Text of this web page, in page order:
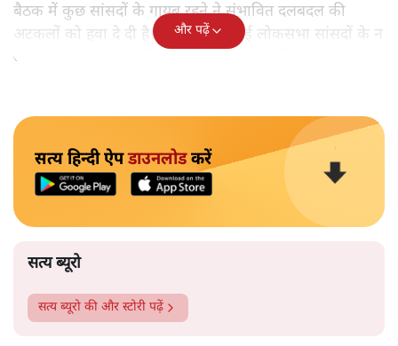
बैठक में कुछ सांसदों के गायब रहने ने संभावित दलबदल की
अटकलों को हवा दे दी है। इस बैठक में कई लोकसभा सांसदों के न
आने से उद्धव ठाकरे भारी दबाव में नजर आ रहे हैं।
और पढ़ें
सत्य हिन्दी ऐपडाउनलोडकरें
सत्य ब्यूरो
सत्य ब्यूरो की और स्टोरी पढ़ें